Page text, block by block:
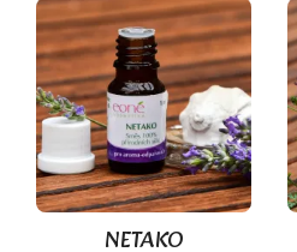
NETAKO